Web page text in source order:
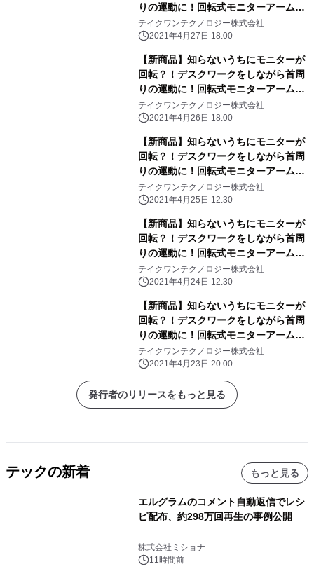
りの運動に！回転式モニターアーム
「NekuRaku Stand」が応援購入サイ
トMakuakeにて先行予約販売を開始
テイクワンテクノロジー株式会社
2021年4月27日 18:00
【新商品】知らないうちにモニターが
回転？！デスクワークをしながら首周
りの運動に！回転式モニターアーム
「NekuRaku Stand」が応援購入サイ
トMakuakeにて先行予約販売を開始
テイクワンテクノロジー株式会社
2021年4月26日 18:00
【新商品】知らないうちにモニターが
回転？！デスクワークをしながら首周
りの運動に！回転式モニターアーム
「NekuRaku Stand」が応援購入サイ
トMakuakeにて先行予約販売を開始
テイクワンテクノロジー株式会社
2021年4月25日 12:30
【新商品】知らないうちにモニターが
回転？！デスクワークをしながら首周
りの運動に！回転式モニターアーム
「NekuRaku Stand」が応援購入サイ
トMakuakeにて先行予約販売を開始
テイクワンテクノロジー株式会社
2021年4月24日 12:30
【新商品】知らないうちにモニターが
回転？！デスクワークをしながら首周
りの運動に！回転式モニターアーム
「NekuRaku Stand」が応援購入サイ
トMakuakeにて先行予約販売を開始
テイクワンテクノロジー株式会社
2021年4月23日 20:00
発行者のリリースをもっと見る
テックの新着 もっと見る
エルグラムのコメント自動返信でレシ
ピ配布、約298万回再生の事例公開
株式会社ミショナ
11時間前